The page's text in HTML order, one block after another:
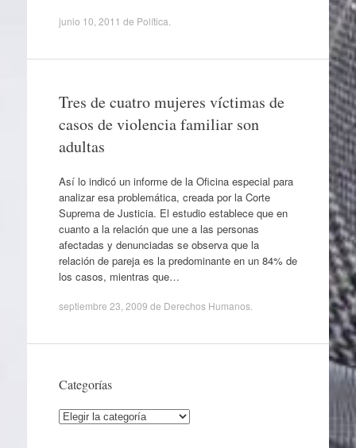
junio 10, 2011 de Política
Tres de cuatro mujeres víctimas de
casos de violencia familiar son
adultas
Así lo indicó un informe de la Oficina especial para
analizar esa problemática, creada por la Corte
Suprema de Justicia. El estudio establece que en
cuanto a la relación que une a las personas
afectadas y denunciadas se observa que la
relación de pareja es la predominante en un 84% de
los casos, mientras que…
septiembre 23, 2009 de Derechos Humanos.
Categorías
Categorías